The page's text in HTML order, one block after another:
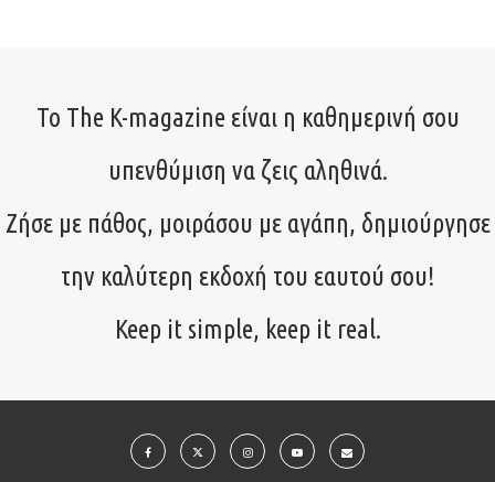
Το The K-magazine είναι η καθημερινή σου
υπενθύμιση να ζεις αληθινά.
Ζήσε με πάθος, μοιράσου με αγάπη, δημιούργησε
την καλύτερη εκδοχή του εαυτού σου!
Keep it simple, keep it real.